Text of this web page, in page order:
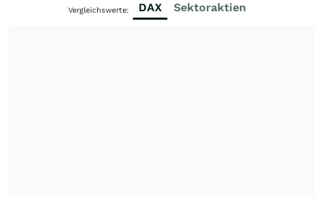
Vergleichswerte: DAX Sektoraktien